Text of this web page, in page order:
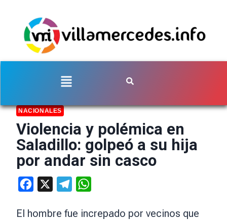
NACIONALES
Violencia y polémica en
Saladillo: golpeó a su hija
por andar sin casco
Facebook Telegram
El hombre fue increpado por vecinos que